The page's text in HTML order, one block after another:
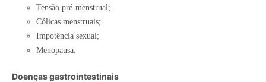
Tensão pré-menstrual;
Cólicas menstruais;
Impotência sexual;
Menopausa.
Doenças gastrointestinais